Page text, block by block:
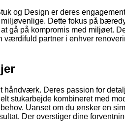
og Design er deres
Dette fokus på
gå på kompromis med miljøet.
partner i enhver
Deres passion for
stukarbejde kombineret med
Uanset om du ønsker en
Der overstiger dine